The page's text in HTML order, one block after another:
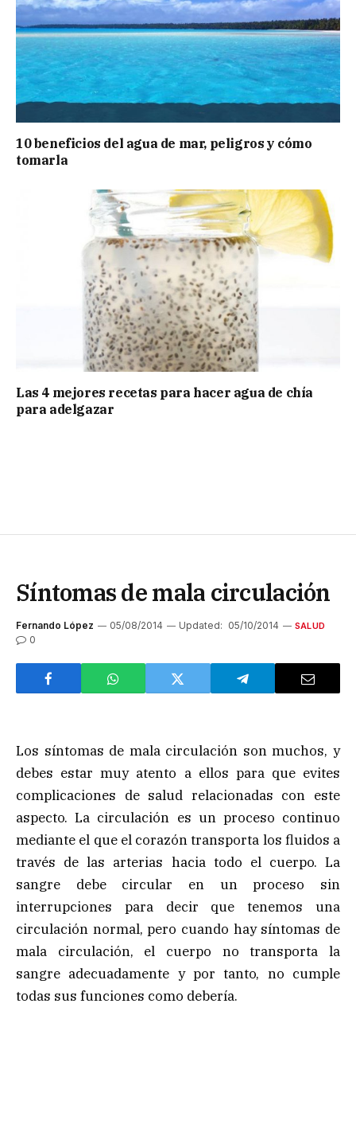
10 beneficios del agua de mar, peligros y cómo
tomarla
Las 4 mejores recetas para hacer agua de chía
para adelgazar
Síntomas de mala circulación
Fernando López 05/08/2014 Updated: 05/10/2014 SALUD
0
Los síntomas de mala circulación son muchos, y
debes estar muy atento a ellos para que evites
complicaciones de salud relacionadas con este
aspecto. La circulación es un proceso continuo
mediante el que el corazón transporta los fluidos a
través de las arterias hacia todo el cuerpo. La
sangre debe circular en un proceso sin
interrupciones para decir que tenemos una
circulación normal, pero cuando hay síntomas de
mala circulación, el cuerpo no transporta la
sangre adecuadamente y por tanto, no cumple
todas sus funciones como debería.